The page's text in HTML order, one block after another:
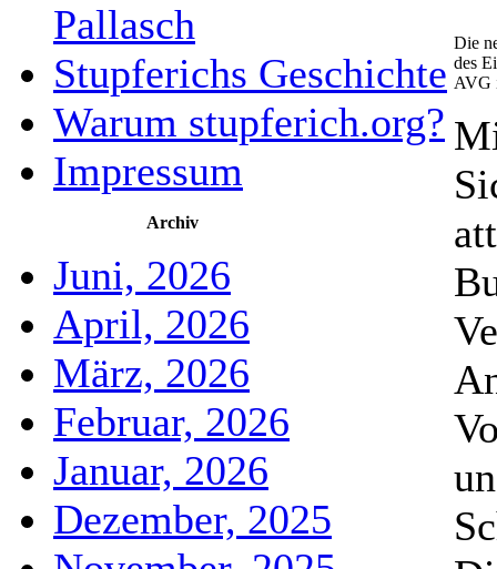
Pallasch
Stupferichs Geschichte
Warum stupferich.org?
Impressum
Archiv
Juni, 2026
April, 2026
März, 2026
Februar, 2026
Januar, 2026
Dezember, 2025
Die
des
AVG